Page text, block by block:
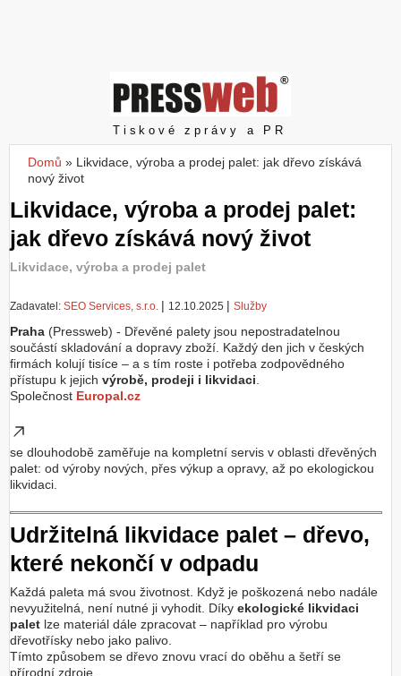
č
Pressweb
Tiskové zprávy a PR
Jste zde
Domů » Likvidace, výroba a prodej palet: jak dřevo získává
nový život
Likvidace, výroba a prodej palet:
jak dřevo získává nový život
Likvidace, výroba a prodej palet
Zadavatel: SEO Services, s.r.o. | 12.10.2025 | Služby
Praha (Pressweb) - Dřevěné palety jsou nepostradatelnou
součástí skladování a dopravy zboží. Každý den jich v českých
firmách kolují tisíce – a s tím roste i potřeba zodpovědného
přístupu k jejich výrobě, prodeji i likvidaci
Společnost Europal.cz
se dlouhodobě zaměřuje na kompletní servis v oblasti dřevěných
palet: od výroby nových, přes výkup a opravy, až po ekologickou
likvidaci.
Udržitelná likvidace palet – dřevo,
které nekončí v odpadu
Každá paleta má svou životnost. Když je poškozená nebo nadále
nevyužitelná, není nutné ji vyhodit. Díky ekologické likvidaci
palet lze materiál dále zpracovat – například pro výrobu
dřevotřísky nebo jako palivo.
Tímto způsobem se dřevo znovu vrací do oběhu a šetří se
přírodní zdroje.